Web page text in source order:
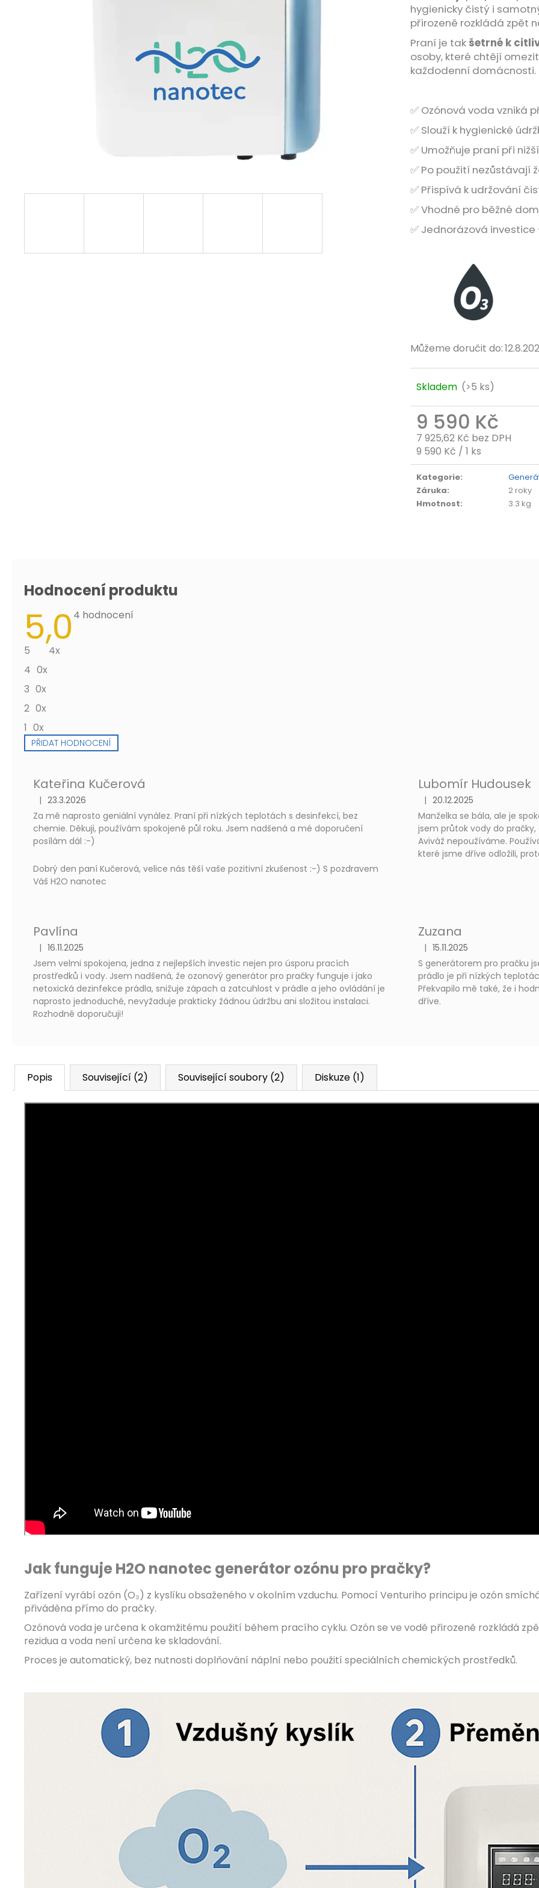
hygienicky čistý i
přirozeně rozkládá zpět
Praní je tak šetrné k
osoby, které chtějí
každodenní domácnosti.
✅ Ozónová voda vzniká
✅ Slouží k hygienické
✅ Umožňuje praní při
✅ Po použití nezůstávají
✅ Přispívá k udržování
✅ Vhodné pro běžné
✅ Jednorázová
Můžeme doručit do:
Skladem (>5 ks)
9 590 Kč
7 925,62 Kč bez DPH
Měrná
cena:
9 590 Kč / 1 ks
Kategorie:
Záruka:
2 roky
Hmotnost: 3.3 kg
Hodnocení produktu
5,0Průměrné
4 hodnocení
5
4x
4 0x
3 0x
2 0x
1 0x
PŘIDAT HODNOCENÍ
Kateřina Kučerová
Hodnocení produktu je 5 z 5 hvězdiček.
| 23.3.2026
Za mě naprosto geniální vynález. Praní při nízkých teplotách s desinfekcí, bez
chemie. Děkuji, používám spokojeně půl roku. Jsem nadšená a mé doporučení
posílám dál :-)
Dobrý den paní Kučerová, velice nás těší vaše pozitivní zkušenost :-) S pozdravem
Váš H2O nanotec
Lubomír Hudousek
Hodnocení produktu je 5 z 5
| 20.12.2025
Manželka se bála, ale je
jsem průtok vody do
Aviváž nepoužíváme.
které jsme dříve odložili,
Pavlína
Hodnocení produktu je 5 z 5 hvězdiček.
| 16.11.2025
Jsem velmi spokojena, jedna z nejlepších investic nejen pro úsporu pracích
prostředků i vody. Jsem nadšená, že ozonový generátor pro pračky funguje i jako
netoxická dezinfekce prádla, snižuje zápach a zatcuhlost v prádle a jeho ovládání je
naprosto jednoduché, nevyžaduje prakticky žádnou údržbu ani složitou instalaci.
Rozhodně doporučuji!
Zuzana
Hodnocení produktu je 5 z 5
| 15.11.2025
S generátorem pro pračku
prádlo je při nízkých
Překvapilo mě také, že i
dříve.
Popis Související (2) Související soubory (2) Diskuze (1)
Jak funguje H2O nanotec generátor ozónu pro pračky?
Zařízení vyrábí ozón (O₃) z kyslíku obsaženého v okolním vzduchu. Pomocí Venturiho principu je ozón
přiváděna přímo do pračky.
Ozónová voda je určena k okamžitému použití během pracího cyklu. Ozón se ve vodě přirozeně rozkládá
rezidua a voda není určena ke skladování.
Proces je automatický, bez nutnosti doplňování náplní nebo použití speciálních chemických prostředků.